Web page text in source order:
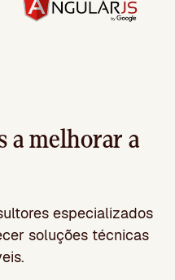
a melhorar a
especializados
soluções técnicas